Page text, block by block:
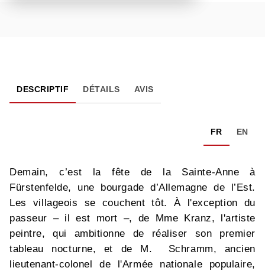
DESCRIPTIF DÉTAILS AVIS
FR EN
Demain, c’est la fête de la Sainte-Anne à
Fürstenfelde, une bourgade d’Allemagne de l’Est.
Les villageois se couchent tôt. À l'exception du
passeur – il est mort –, de Mme Kranz, l'artiste
peintre, qui ambitionne de réaliser son premier
tableau nocturne, et de M. Schramm, ancien
lieutenant-colonel de l'Armée nationale populaire,